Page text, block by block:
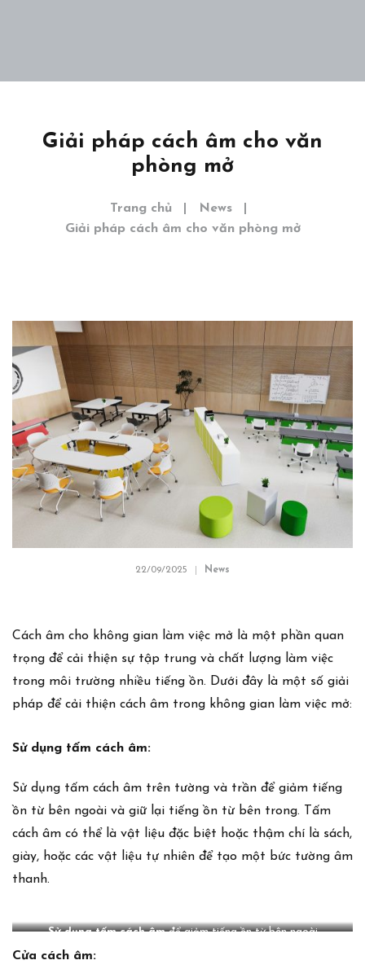
Dự án
Khám phá
EN
Giải pháp cách âm cho văn
phòng mở
Trang chủ
News
Giải pháp cách âm cho văn phòng mở
22/09/2025 News
Cách âm cho không gian làm việc mở là một phần quan
trọng để cải thiện sự tập trung và chất lượng làm việc
trong môi trường nhiều tiếng ồn. Dưới đây là một số giải
pháp để cải thiện cách âm trong không gian làm việc mở:
Sử dụng tấm cách âm:
Sử dụng tấm cách âm trên tường và trần để giảm tiếng
ồn từ bên ngoài và giữ lại tiếng ồn từ bên trong. Tấm
cách âm có thể là vật liệu đặc biệt hoặc thậm chí là sách,
giày, hoặc các vật liệu tự nhiên để tạo một bức tường âm
thanh.
Sử dụng tấm cách âmđể giảm tiếng ồn từ bên ngoài
Cửa cách âm: